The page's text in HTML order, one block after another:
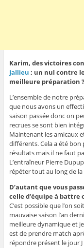
Karim, des victoires
Jallieu ; un nul contre le
meilleure préparation ?
L’ensemble de notre
que nous avons un
saison passée donc on
recrues se sont bien
Maintenant les amicaux
différents. Cela a été
résultats mais il ne faut
L’entraîneur Pierre
répéter tout au long de
D’autant que vous
celle d’équipe à
C’est possible que l’on
mauvaise saison l’an
meilleure dynamique et
est de prendre match
répondre présent le jour